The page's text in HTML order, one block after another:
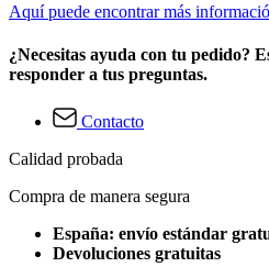
Aquí puede encontrar más
¿Necesitas ayuda con tu pedido?
responder a tus preguntas.
Contacto
Calidad probada
Compra de manera segura
España: envío estándar
Devoluciones gratuitas